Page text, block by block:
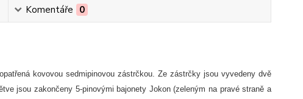
Komentáře 0
kovovou sedmipinovou zástrčkou. Ze zástrčky jsou vyvedeny dvě
jsou zakončeny 5-pinovými bajonety Jokon (zeleným na pravé straně a